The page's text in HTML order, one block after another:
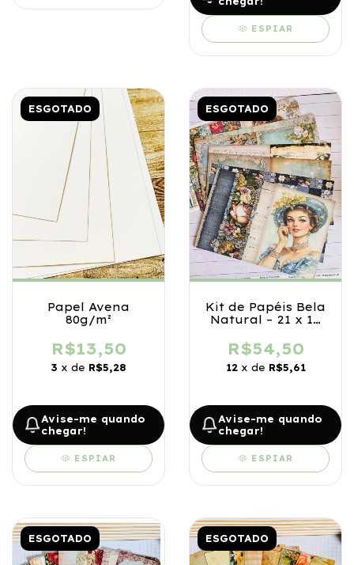
ESPIAR
ESGOTADO
Papel Avena
80g/m²
R$13,50
3 x de R$5,28
Avise-me quando
chegar!
ESPIAR
ESGOTADO
Kit de Papéis Bela
Natural – 21 x 14
R$54,50
12 x de R$5,61
Avise-me quando
chegar!
ESPIAR
ESGOTADO ESGOTADO